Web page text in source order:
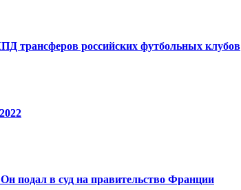
трансферов российских футбольных клубов
подал в суд на правительство Франции